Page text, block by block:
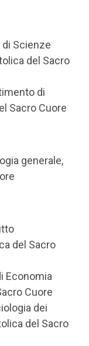
di Scienze
del Sacro
di
Sacro Cuore
generale,
del Sacro
Economia
Cuore
dei
del Sacro